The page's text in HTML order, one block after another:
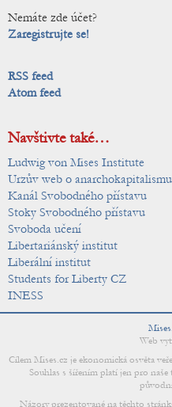
Nemáte zde účet?
Zaregistrujte se!
RSS feed
Atom feed
Navštivte také…
Ludwig von Mises Institute
Urzův web o anarchokapitalismu
Kanál Svobodného přístavu
Stoky Svobodného přístavu
Svoboda učení
Libertariánský institut
Liberální institut
Students for Liberty CZ
INESS
Web
Cílem Mises.cz je ekonomická osvěta
Souhlas s šířením platí jen pro
Názory prezentované na těchto